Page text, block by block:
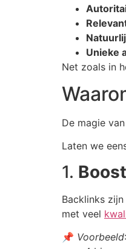
Unieke
Net zoals in
De magie
Laten we
1.
Backlinks
met veel
📌 Voorbeeld